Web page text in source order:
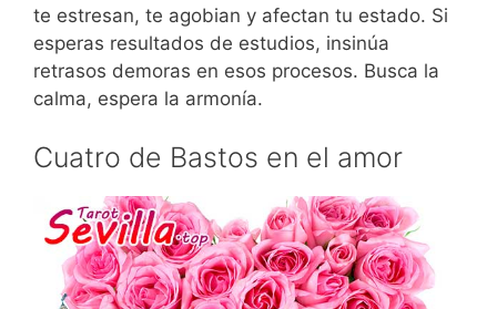
te estresan, te agobian y afectan tu estado. Si
esperas resultados de estudios, insinúa
retrasos demoras en esos procesos. Busca la
calma, espera la armonía.
Cuatro de Bastos en el amor